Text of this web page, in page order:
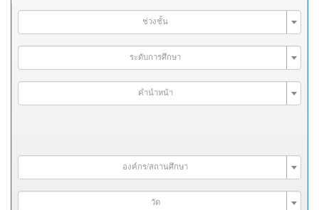
ช่วงชั้น
ระดับการศึกษา
คำนำหน้า
องค์กร/สถานศึกษา
วัด